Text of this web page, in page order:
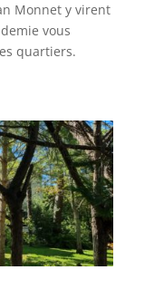
Monnet y virent
vous
quartiers.